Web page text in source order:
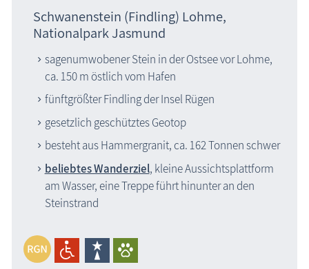
Schwanenstein (Findling) Lohme,
Nationalpark Jasmund
sagenumwobener Stein in der Ostsee vor Lohme,
ca. 150 m östlich vom Hafen
fünftgrößter Findling der Insel Rügen
gesetzlich geschütztes Geotop
besteht aus Hammergranit, ca. 162 Tonnen schwer
beliebtes Wanderziel, kleine Aussichtsplattform
am Wasser, eine Treppe führt hinunter an den
Steinstrand